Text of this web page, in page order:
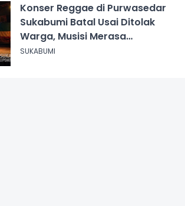
Konser Reggae di Purwasedar
Sukabumi Batal Usai Ditolak
Warga, Musisi Merasa
Didiskreditkan
SUKABUMI